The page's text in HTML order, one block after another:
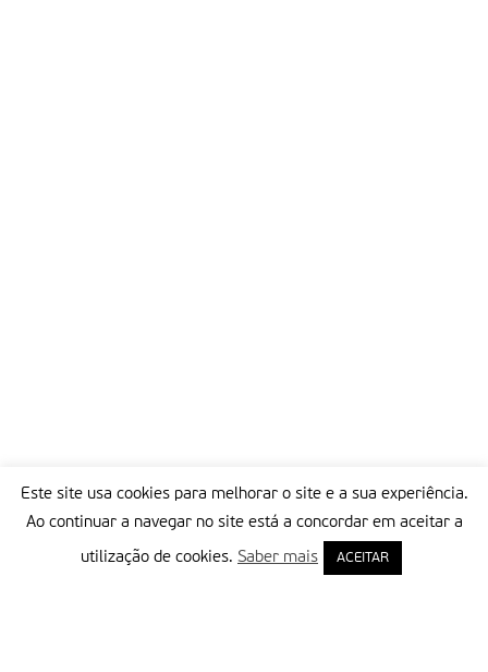
Este site usa cookies para melhorar o site e a sua experiência.
Ao continuar a navegar no site está a concordar em aceitar a
utilização de cookies. Saber mais ACEITAR